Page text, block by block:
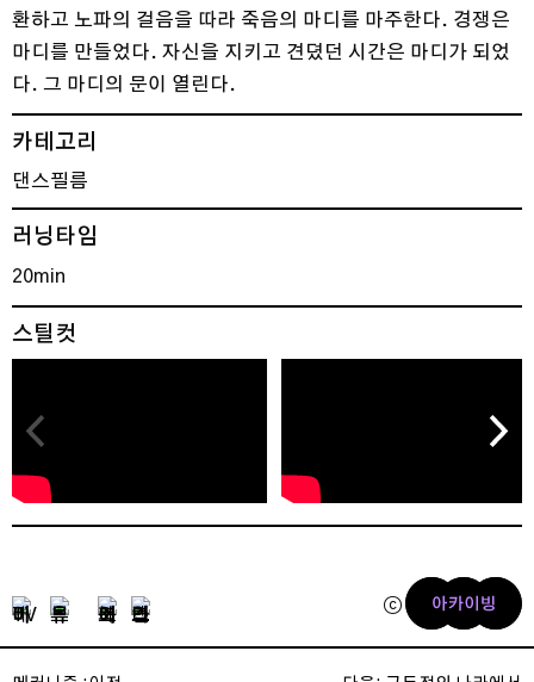
환하고 노파의 걸음을 따라 죽음의 마디를 마주한다. 경쟁은
마디를 만들었다. 자신을 지키고 견뎠던 시간은 마디가 되었
다. 그 마디의 문이 열린다.
카테고리
댄스필름
러닝타임
20min
스틸컷
ⓒ 2026 KNCDC